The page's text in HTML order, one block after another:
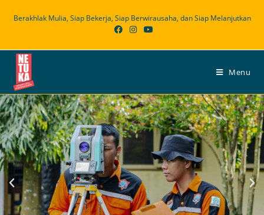
Berakhlak Mulia, Siap Bekerja, Siap Berwirausaha, dan Siap Melanjutkan
Menu